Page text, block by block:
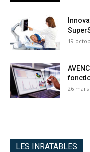
19
26 mars
LES INRATABLES